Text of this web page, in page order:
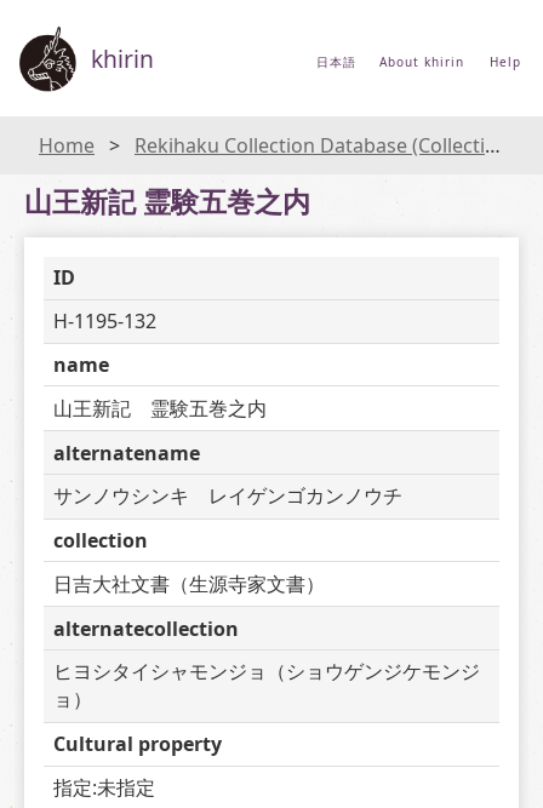
khirin 日本語 About khirin Help
Home Rekihaku Collection Database (Collections Database of the National Museum of Japanese History)
山王新記 霊験五巻之内
ID
H-1195-132
name
山王新記　霊験五巻之内
alternatename
サンノウシンキ　レイゲンゴカンノウチ
collection
日吉大社文書（生源寺家文書）
alternatecollection
ヒヨシタイシャモンジョ（ショウゲンジケモンジ
ョ）
Cultural property
指定:未指定